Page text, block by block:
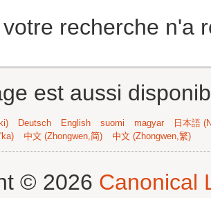
recherche n'a
est aussi
Deutsch English suomi magyar
日本語
中文 (Zhongwen,简) 中文 (Zhongwen,繁)
© 2026 Canonical